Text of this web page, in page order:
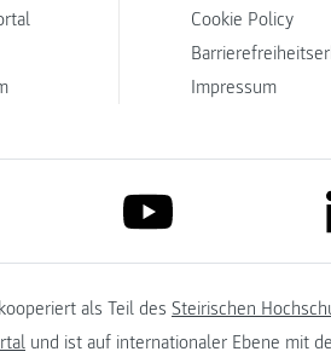
Cookie Policy
Impressum
link to youtube
als Teil des Steirischen
und ist auf internationaler Ebene mit